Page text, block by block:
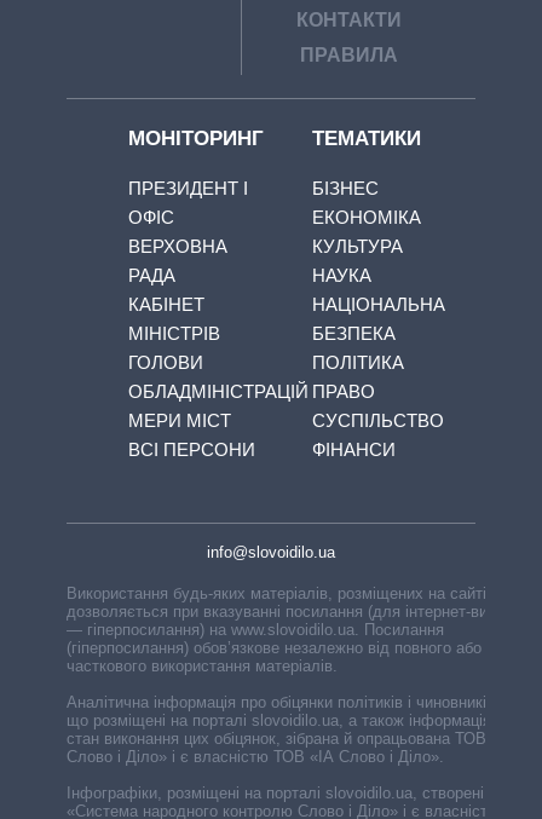
КОНТАКТИ
ПРАВИЛА
МОНІТОРИНГ
ПРЕЗИДЕНТ І
ОФІС
ВЕРХОВНА
РАДА
КАБІНЕТ
МІНІСТРІВ
ГОЛОВИ
ОБЛАДМІНІСТРАЦІЙ
МЕРИ МІСТ
ВСІ ПЕРСОНИ
ТЕМАТИКИ
БІЗНЕС
ЕКОНОМІКА
КУЛЬТУРА
НАУКА
НАЦІОНАЛЬНА
БЕЗПЕКА
ПОЛІТИКА
ПРАВО
СУСПІЛЬСТВО
ФІНАНСИ
info@slovoidilo.ua
Використання будь-яких матеріалів, розміщених на сайті,
дозволяється при вказуванні посилання (для інтернет-видань
— гіперпосилання) на www.slovoidilo.ua. Посилання
(гіперпосилання) обов’язкове незалежно від повного або
часткового використання матеріалів.
Аналітична інформація про обіцянки політиків і чиновників,
що розміщені на порталі slovoidilo.ua, а також інформація про
стан виконання цих обіцянок, зібрана й опрацьована ТОВ «ІА
Слово і Діло» і є власністю ТОВ «ІА Слово і Діло».
Інфографіки, розміщені на порталі slovoidilo.ua, створені ГО
«Система народного контролю Слово і Діло» і є власністю